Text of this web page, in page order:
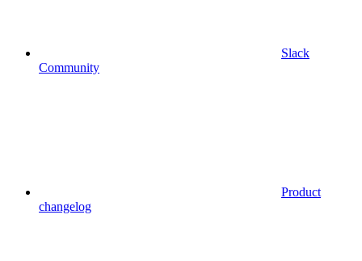
Slack
Community
Product
changelog